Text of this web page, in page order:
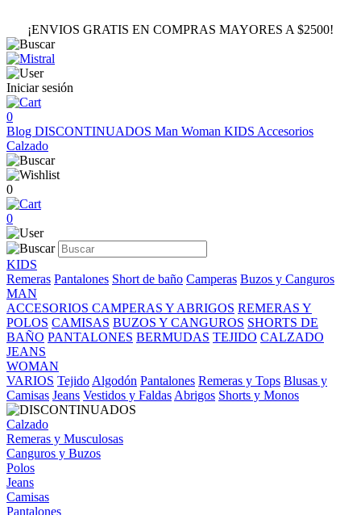
¡ENVIOS GRATIS EN COMPRAS MAYORES A $2500!
Iniciar sesión
0
Blog DISCONTINUADOS Man Woman KIDS Accesorios
Calzado
0
0
KIDS
Remeras Pantalones Short de baño Camperas Buzos y Canguros
MAN
ACCESORIOS CAMPERAS Y ABRIGOS REMERAS Y
POLOS CAMISAS BUZOS Y CANGUROS SHORTS DE
BAÑO PANTALONES BERMUDAS TEJIDO CALZADO
JEANS
WOMAN
VARIOS Tejido Algodón Pantalones Remeras y Tops Blusas y
Camisas Jeans Vestidos y Faldas Abrigos Shorts y Monos
Calzado
Remeras y Musculosas
Canguros y Buzos
Polos
Jeans
Camisas
Pantalones